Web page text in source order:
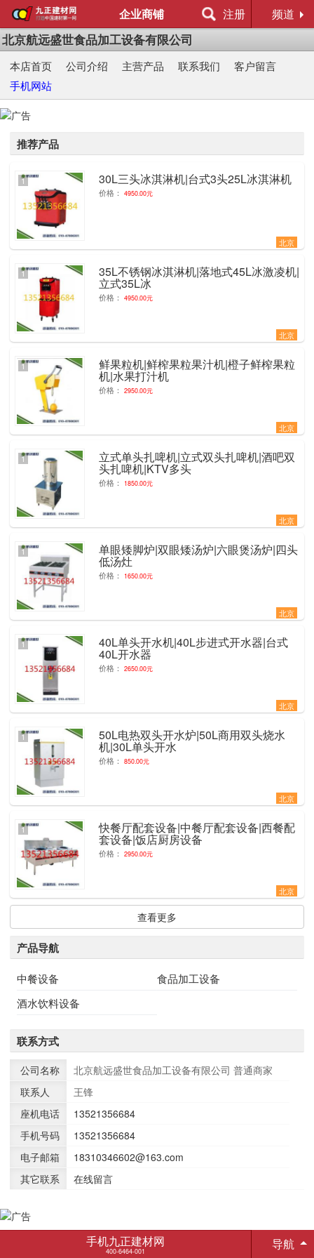
企业商铺 注册 频道
北京航远盛世食品加工设备有限公司
本店首页 公司介绍 主营产品 联系我们
客户留言
手机网站
推荐产品
30L三头冰淇淋机|台式3头25L冰淇淋机
价格： 4950.00元
北京
1
35L不锈钢冰淇淋机|落地式45L冰激凌机|
立式35L冰
价格： 4950.00元
北京
1
鲜果粒机|鲜榨果粒果汁机|橙子鲜榨果粒
机|水果打汁机
价格： 2950.00元
北京
1
立式单头扎啤机|立式双头扎啤机|酒吧双
头扎啤机|KTV多头
价格： 1850.00元
北京
1
单眼矮脚炉|双眼矮汤炉|六眼煲汤炉|四头
低汤灶
价格： 1650.00元
北京
1
40L单头开水机|40L步进式开水器|台式
40L开水器
价格： 2650.00元
北京
1
50L电热双头开水炉|50L商用双头烧水
机|30L单头开水
价格： 850.00元
北京
1
快餐厅配套设备|中餐厅配套设备|西餐配
套设备|饭店厨房设备
价格： 2950.00元
北京
1
查看更多
产品导航
中餐设备
食品加工设备
酒水饮料设备
联系方式
公司名称 北京航远盛世食品加工设备有限公司 普通商家
联系人
王锋
座机电话
13521356684
手机号码
13521356684
电子邮箱
18310346602@163.com
其它联系
在线留言
手机九正建材网
400-6464-001 导航